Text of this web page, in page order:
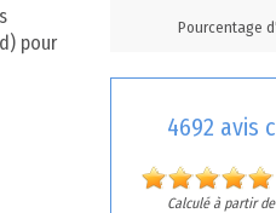
pour
Pourcentage
4692 avis
Calculé à partir